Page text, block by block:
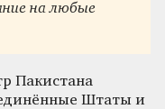
на любые
Пакистана
Штаты и